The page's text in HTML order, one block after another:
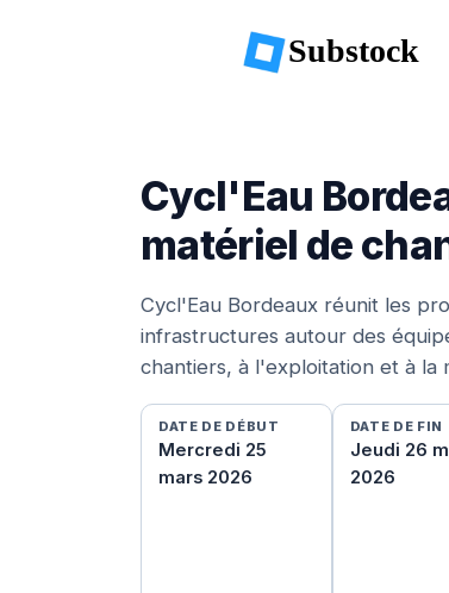
Substock
Cycl'Eau
matériel de
Cycl'Eau Bordeaux réunit les
infrastructures autour des
chantiers, à l'exploitation et à la
DATE DE DÉBUT
Mercredi 25
mars 2026
DATE DE FIN
Jeudi 26
2026